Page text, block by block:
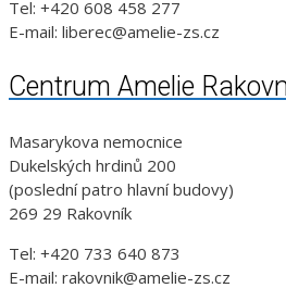
Tel: +420 608 458 277
E-mail: liberec@amelie-zs.cz
Centrum Amelie
Masarykova nemocnice
Dukelských hrdinů 200
(poslední patro hlavní budovy)
269 29 Rakovník
Tel: +420 733 640 873
E-mail: rakovnik@amelie-zs.cz